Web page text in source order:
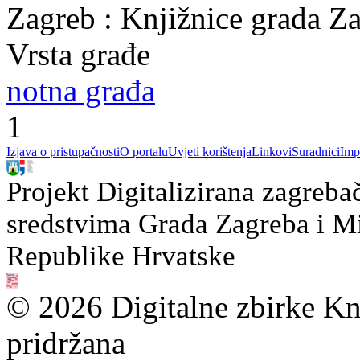
Zagreb : Knjižnice grada
Vrsta građe
notna građa
1
Izjava o pristupačnostiO portaluUvjeti korištenjaLinkoviSuradnici
Projekt Digitalizirana
sredstvima Grada Zagreba i
Republike Hrvatske
© 2026 Digitalne zbirke
pridržana